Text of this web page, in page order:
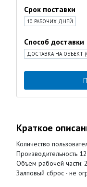
Срок поставки
10 РАБОЧИХ ДНЕЙ
Способ доставки
ДОСТАВКА НА ОБЪЕКТ
Краткое
Количество
Производительность
Объем рабочей части:
Залповый сброс - не